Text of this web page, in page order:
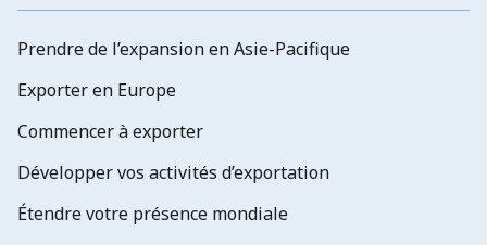
Prendre de l’expansion en Asie-Pacifique
Exporter en Europe
Commencer à exporter
Développer vos activités d’exportation
Étendre votre présence mondiale